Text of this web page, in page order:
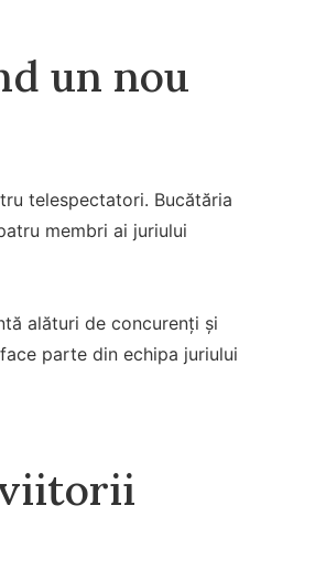
un nou
telespectatori. Bucătăria
membri ai juriului
alături de concurenți și
parte din echipa juriului